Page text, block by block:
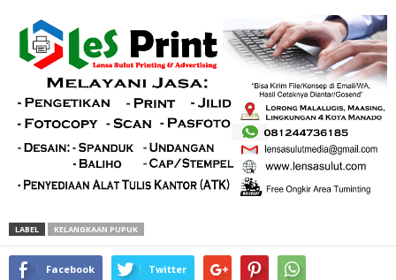
LABEL KELANGKAAN PUPUK
Facebook Twitter